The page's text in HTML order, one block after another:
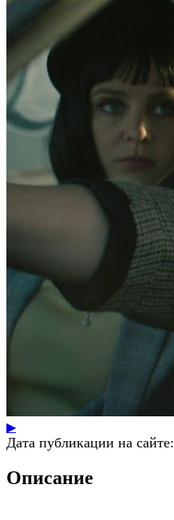
▶
Дата публикации на сайте:
Описание